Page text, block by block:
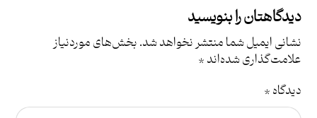
دیدگاهتان را بنویسید
نشانی ایمیل شما منتشر نخواهد شد.بخش‌های موردنیاز
علامت‌گذاری شده‌اند*
دیدگاه*